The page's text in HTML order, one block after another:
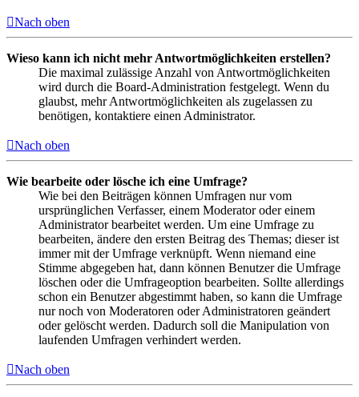
Nach oben
Wieso kann ich nicht mehr Antwortmöglichkeiten erstellen?
Die maximal zulässige Anzahl von Antwortmöglichkeiten
wird durch die Board-Administration festgelegt. Wenn du
glaubst, mehr Antwortmöglichkeiten als zugelassen zu
benötigen, kontaktiere einen Administrator.
Nach oben
Wie bearbeite oder lösche ich eine Umfrage?
Wie bei den Beiträgen können Umfragen nur vom
ursprünglichen Verfasser, einem Moderator oder einem
Administrator bearbeitet werden. Um eine Umfrage zu
bearbeiten, ändere den ersten Beitrag des Themas; dieser ist
immer mit der Umfrage verknüpft. Wenn niemand eine
Stimme abgegeben hat, dann können Benutzer die Umfrage
löschen oder die Umfrageoption bearbeiten. Sollte allerdings
schon ein Benutzer abgestimmt haben, so kann die Umfrage
nur noch von Moderatoren oder Administratoren geändert
oder gelöscht werden. Dadurch soll die Manipulation von
laufenden Umfragen verhindert werden.
Nach oben